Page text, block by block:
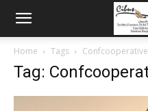
Home Tags Confcooperative
Tag: